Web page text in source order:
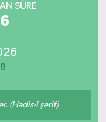
SÜRE
(Hadis-i şerif)